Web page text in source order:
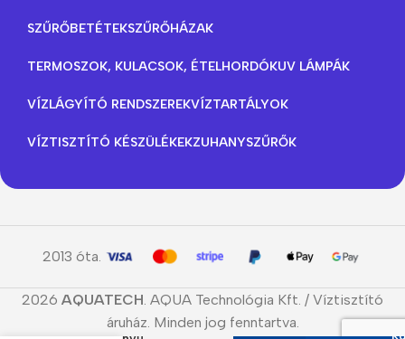
SZŰRŐBETÉTEKSZŰRŐHÁZAK
TERMOSZOK, KULACSOK, ÉTELHORDÓKUV LÁMPÁK
VÍZLÁGYÍTÓ RENDSZEREKVÍZTARTÁLYOK
VÍZTISZTÍTÓ KÉSZÜLÉKEKZUHANYSZŰRŐK
2013 óta.
2026 AQUATECH. AQUA Technológia Kft. / Víztisztító
áruház. Minden jog fenntartva.
C500 – Nagy